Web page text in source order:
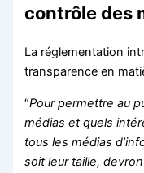
contrôle des
La réglementation
transparence en
“Pour permettre au
médias et quels
tous les médias
soit leur taille,